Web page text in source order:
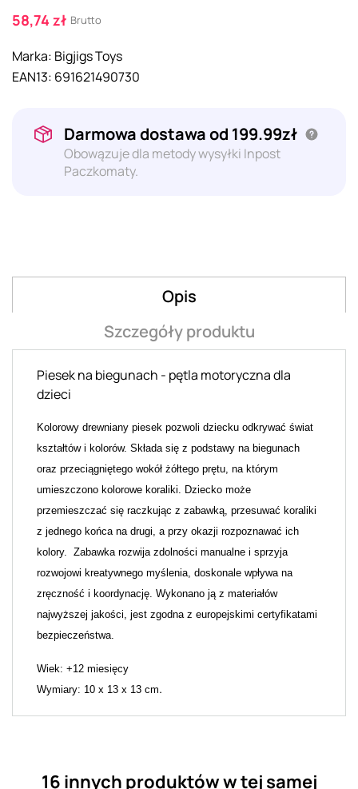
58,74 zł Brutto
Marka: Bigjigs Toys
EAN13: 691621490730
Darmowa dostawa od 199.99zł
Obowązuje dla metody wysyłki Inpost
Paczkomaty.
Opis
Szczegóły produktu
Piesek na biegunach - pętla motoryczna dla
dzieci
Kolorowy drewniany piesek pozwoli dziecku odkrywać świat
kształtów i kolorów. Składa się z podstawy na biegunach
oraz przeciągniętego wokół żółtego prętu, na którym
umieszczono kolorowe koraliki. Dziecko może
przemieszczać się raczkując z zabawką, przesuwać koraliki
z jednego końca na drugi, a przy okazji rozpoznawać ich
kolory. Zabawka rozwija zdolności manualne i sprzyja
rozwojowi kreatywnego myślenia, doskonale wpływa na
zręczność i koordynację. Wykonano ją z materiałów
najwyższej jakości, jest zgodna z europejskimi certyfikatami
bezpieczeństwa.
Wiek: +12 miesięcy
Wymiary: 10 x 13 x 13 cm.
16 innych produktów w tej samej